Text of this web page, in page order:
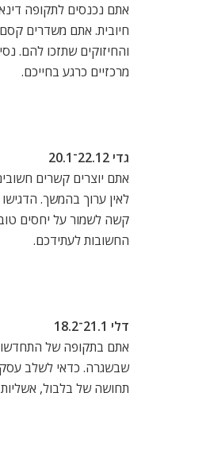
אתם נכנסים לתקופה
חיובית. אתם משדרים
והחיזוקים שתזכו להם.
מרכזיים כרגע בחייכם.
גדי 22.12־20.1
אתם יוצרים קשרים
לאין ערוך בהמשך.
קשה לשמור על יחסים
החשובות לעתידכם.
דלי 21.1־18.2
אתם בתקופה של התחדשות
שבשגרה. כדאי לשלב
תחושה של בלבול,